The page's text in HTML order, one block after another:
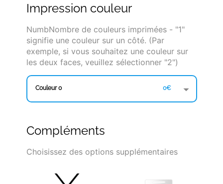
Impression couleur
NumbNombre de couleurs imprimées - "1"
signifie une couleur sur un côté. (Par
exemple, si vous souhaitez une couleur sur
les deux faces, veuillez sélectionner "2")
Couleur 0 0€
Compléments
Choisissez des options supplémentaires